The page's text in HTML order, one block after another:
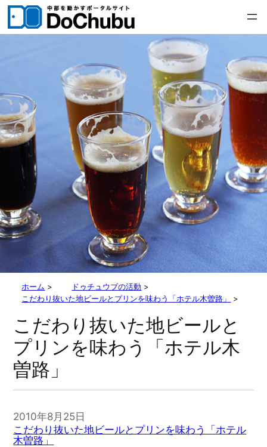
内
プ
ホーム > ドゥチュウブの活動 >
こだわり抜いた地ビールとプリンを味わう「ホテル木曽路」
>
こだわり抜いた地ビールと
プリンを味わう「ホテル木
曽路」
2010年8月25日
こだわり抜いた地ビールとプリンを味わう「ホテル
木曽路」